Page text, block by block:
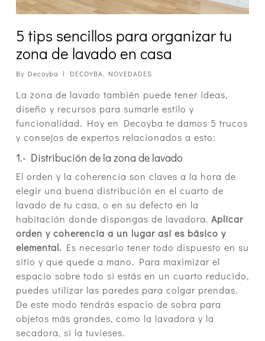
5 tips sencillos para organizar tu
zona de lavado en casa
By Decoyba DECOYBA NOVEDADES
La zona de lavado también puede tener ideas,
diseño y recursos para sumarle estilo y
funcionalidad. Hoy en Decoyba te damos 5 trucos
y consejos de expertos relacionados a esto:
1.- Distribución de la zona de lavado
El orden y la coherencia son claves a la hora de
elegir una buena distribución en el cuarto de
lavado de tu casa, o en su defecto en la
habitación donde dispongas de lavadora. Aplicar
orden y coherencia a un lugar así es básico y
elemental. Es necesario tener todo dispuesto en su
sitio y que quede a mano. Para maximizar el
espacio sobre todo si estás en un cuarto reducido,
puedes utilizar las paredes para colgar prendas.
De este modo tendrás espacio de sobra para
objetos más grandes, como la lavadora y la
secadora, si la tuvieses.